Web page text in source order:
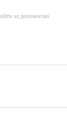
за допомогою